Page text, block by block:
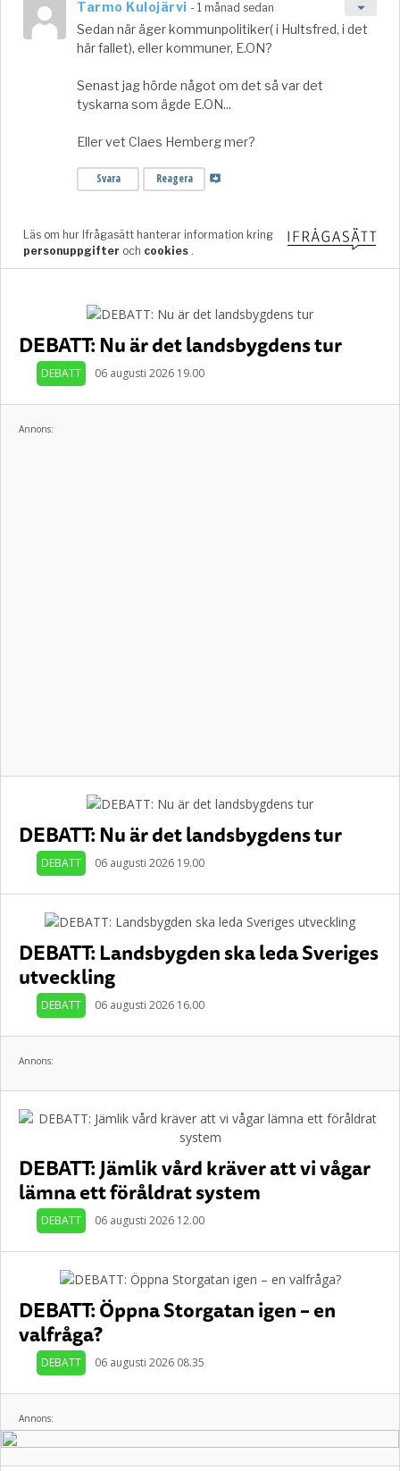
DEBATT: Nu är det landsbygdens tur
DEBATT 06 augusti 2026 19.00
Annons:
DEBATT: Nu är det landsbygdens tur
DEBATT 06 augusti 2026 19.00
DEBATT: Landsbygden ska leda Sveriges
utveckling
DEBATT 06 augusti 2026 16.00
Annons:
DEBATT: Jämlik vård kräver att vi vågar
lämna ett föråldrat system
DEBATT 06 augusti 2026 12.00
DEBATT: Öppna Storgatan igen – en
valfråga?
DEBATT 06 augusti 2026 08.35
Annons: